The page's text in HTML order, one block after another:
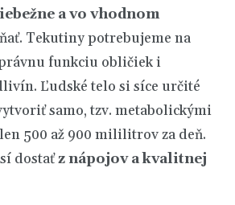
a vo vhodnom
Tekutiny potrebujeme na
funkciu obličiek i
Ľudské telo si síce určité
samo, tzv. metabolickými
500 až 900 mililitrov za deň.
dostaťz nápojov a kvalitnej